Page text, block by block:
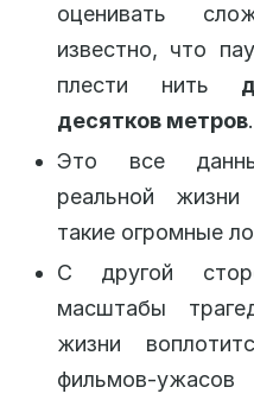
оценивать
известно, что
плести нить
десятков метров.
Это все
реальной
такие огромные
С другой
масштабы
жизни
фильмов-